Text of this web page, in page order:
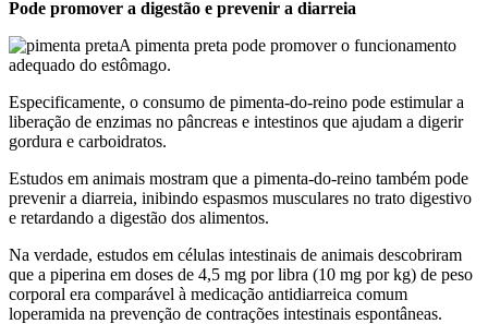
Pode promover a digestão e prevenir a diarreia
A pimenta preta pode promover o funcionamento
adequado do estômago.
Especificamente, o consumo de pimenta-do-reino pode estimular a
liberação de enzimas no pâncreas e intestinos que ajudam a digerir
gordura e carboidratos.
Estudos em animais mostram que a pimenta-do-reino também pode
prevenir a diarreia, inibindo espasmos musculares no trato digestivo
e retardando a digestão dos alimentos.
Na verdade, estudos em células intestinais de animais descobriram
que a piperina em doses de 4,5 mg por libra (10 mg por kg) de peso
corporal era comparável à medicação antidiarreica comum
loperamida na prevenção de contrações intestinais espontâneas.